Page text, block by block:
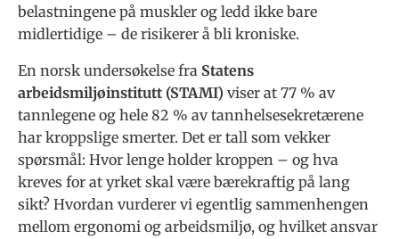
belastningene på muskler og ledd ikke bare
midlertidige – de risikerer å bli kroniske.
En norsk undersøkelse fra Statens
arbeidsmiljøinstitutt (STAMI) viser at 77 % av
tannlegene og hele 82 % av tannhelsesekretærene
har kroppslige smerter. Det er tall som vekker
spørsmål: Hvor lenge holder kroppen – og hva
kreves for at yrket skal være bærekraftig på lang
sikt? Hvordan vurderer vi egentlig sammenhengen
mellom ergonomi og arbeidsmiljø, og hvilket ansvar